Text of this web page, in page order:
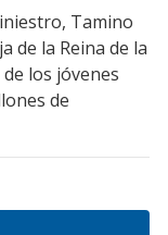
Tamino
de la Reina de la
los jóvenes
de